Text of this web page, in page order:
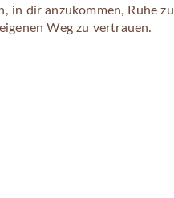
in dir anzukommen, Ruhe zu
Weg zu vertrauen.